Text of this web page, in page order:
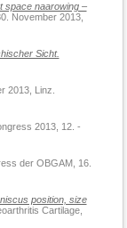
space naarowing –
November 2013,
Sicht.
2013, Linz.
2013, 12. -
der OBGAM, 16.
position, size
Cartilage,